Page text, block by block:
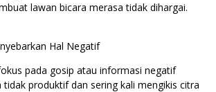
lawan bicara merasa tidak dihargai.
Hal Negatif
pada gosip atau informasi negatif
produktif dan sering kali mengikis citra